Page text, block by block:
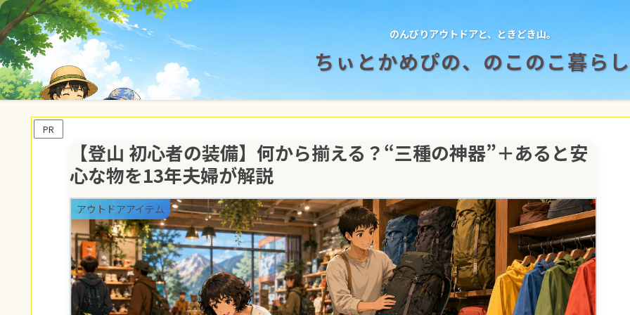
のんびりアウトドアと、ときどき山。
ちぃとかめぴの、のこのこ暮らし
PR
【登山 初心者の装備】何から揃える？“三種の神器”＋あると安
心な物を13年夫婦が解説
アウトドアアイテム